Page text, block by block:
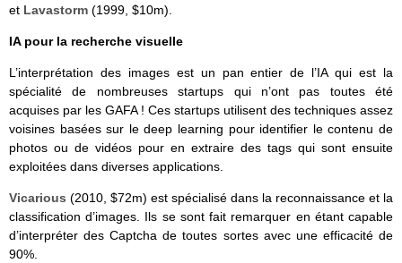
et Lavastorm (1999, $10m).
IA pour la recherche visuelle
L’interprétation des images est un pan entier de l’IA qui est la
spécialité de nombreuses startups qui n’ont pas toutes été
acquises par les GAFA ! Ces startups utilisent des techniques assez
voisines basées sur le deep learning pour identifier le contenu de
photos ou de vidéos pour en extraire des tags qui sont ensuite
exploitées dans diverses applications.
Vicarious (2010, $72m) est spécialisé dans la reconnaissance et la
classification d’images. Ils se sont fait remarquer en étant capable
d’interpréter des Captcha de toutes sortes avec une efficacité de
90%.